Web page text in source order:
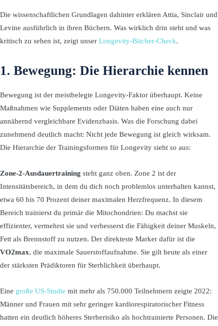
Die wissenschaftlichen Grundlagen dahinter erklären Attia, Sinclair und
Levine ausführlich in ihren Büchern. Was wirklich drin steht und was
kritisch zu sehen ist, zeigt unser Longevity-Bücher-Check.
1. Bewegung: Die Hierarchie kennen
Bewegung ist der meistbelegte Longevity-Faktor überhaupt. Keine
Maßnahmen wie Supplements oder Diäten haben eine auch nur
annähernd vergleichbare Evidenzbasis. Was die Forschung dabei
zunehmend deutlich macht: Nicht jede Bewegung ist gleich wirksam.
Die Hierarchie der Trainingsformen für Longevity sieht so aus:
Zone-2-Ausdauertraining steht ganz oben. Zone 2 ist der
Intensitätsbereich, in dem du dich noch problemlos unterhalten kannst,
etwa 60 bis 70 Prozent deiner maximalen Herzfrequenz. In diesem
Bereich trainierst du primär die Mitochondrien: Du machst sie
effizienter, vermehrst sie und verbesserst die Fähigkeit deiner Muskeln,
Fett als Brennstoff zu nutzen. Der direkteste Marker dafür ist die
VO2max, die maximale Sauerstoffaufnahme. Sie gilt heute als einer
der stärksten Prädiktoren für Sterblichkeit überhaupt.
Eine große US-Studie mit mehr als 750.000 Teilnehmern zeigte 2022:
Männer und Frauen mit sehr geringer kardiorespiratorischer Fitness
hatten ein deutlich höheres Sterberisiko als hochtrainierte Personen. Die